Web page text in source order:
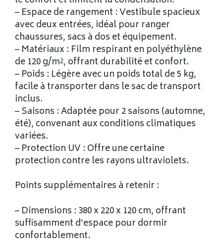
– Espace de rangement : Vestibule spacieux
avec deux entrées, idéal pour ranger
chaussures, sacs à dos et équipement.
– Matériaux : Film respirant en polyéthylène
de 120 g/m², offrant durabilité et confort.
– Poids : Légère avec un poids total de 5 kg,
facile à transporter dans le sac de transport
inclus.
– Saisons : Adaptée pour 2 saisons (automne,
été), convenant aux conditions climatiques
variées.
– Protection UV : Offre une certaine
protection contre les rayons ultraviolets.
Points supplémentaires à retenir :
– Dimensions : 380 x 220 x 120 cm, offrant
suffisamment d’espace pour dormir
confortablement.